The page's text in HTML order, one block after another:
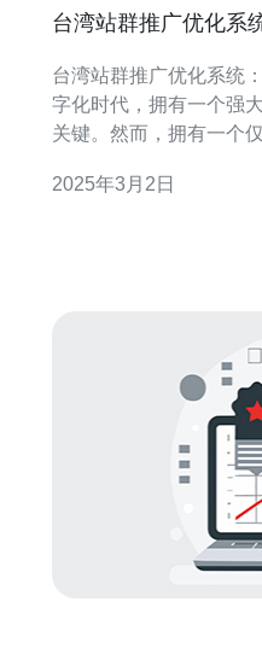
台湾站群推广优化系
台湾站群推广优化系统：提
字化时代，拥有一个强
关键。然而，拥有一个
多的流量和潜在客户。在
2025年3月2日